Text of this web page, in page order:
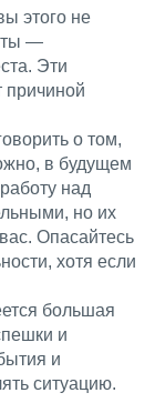
этого не
—
Эти
причиной
о том,
в будущем
над
но их
Опасайтесь
хотя если
большая
и
и
ситуацию.